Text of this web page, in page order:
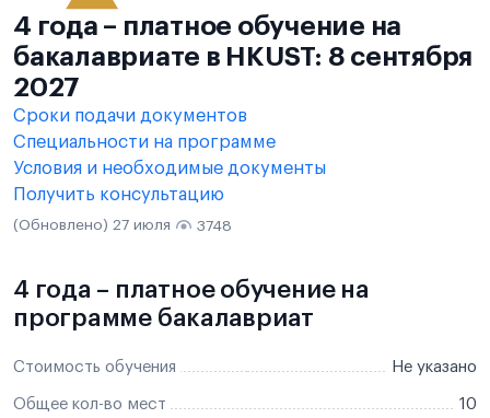
4 года – платное обучение на
бакалавриате в HKUST: 8 сентября
2027
Сроки подачи документов
Специальности на программе
Условия и необходимые документы
Получить консультацию
(Обновлено) 27 июля 3748
4 года – платное обучение на
программе бакалавриат
Стоимость обучения Не указано
Общее кол-во мест 10